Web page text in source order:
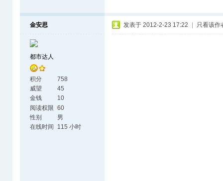
金安思
都市达人
积分
758
威望
45
金钱
10
阅读权限 60
性别
男
在线时间
115 小时
发表于 2012-2-23 17:22 只看该作